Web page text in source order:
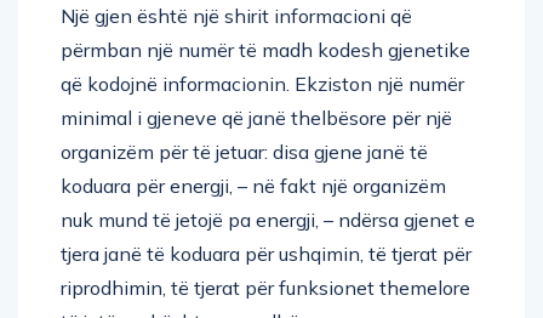
Një gjen është një shirit informacioni që
përmban një numër të madh kodesh gjenetike
që kodojnë informacionin. Ekziston një numër
minimal i gjeneve që janë thelbësore për një
organizëm për të jetuar: disa gjene janë të
koduara për energji, – në fakt një organizëm
nuk mund të jetojë pa energji, – ndërsa gjenet e
tjera janë të koduara për ushqimin, të tjerat për
riprodhimin, të tjerat për funksionet themelore